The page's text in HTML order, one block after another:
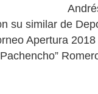
su similar de
Apertura